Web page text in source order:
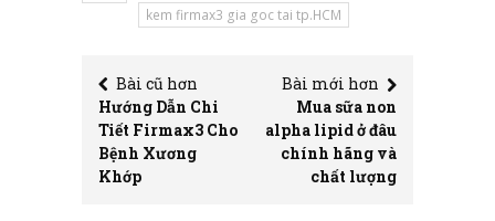
kem firmax3 gia goc tai tp.HCM
Bài cũ hơn
Hướng Dẫn Chi
Tiết Firmax3 Cho
Bệnh Xương
Khớp
Bài mới hơn
Mua sữa non
alpha lipid ở đâu
chính hãng và
chất lượng